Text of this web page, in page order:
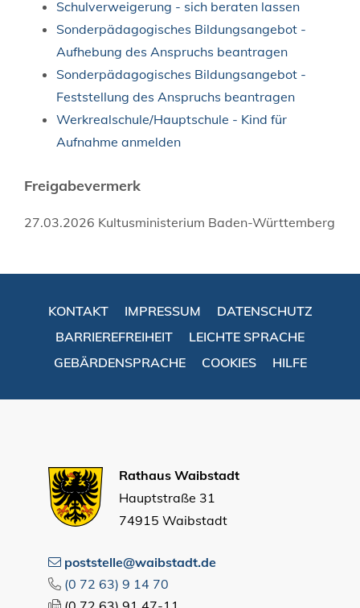
Schulverweigerung - sich beraten lassen
Sonderpädagogisches Bildungsangebot -
Aufhebung des Anspruchs beantragen
Sonderpädagogisches Bildungsangebot -
Feststellung des Anspruchs beantragen
Werkrealschule/Hauptschule - Kind für
Aufnahme anmelden
Freigabevermerk
27.03.2026 Kultusministerium Baden-Württemberg
KONTAKT IMPRESSUM
DATENSCHUTZ
BARRIEREFREIHEIT
LEICHTE SPRACHE
GEBÄRDENSPRACHE
COOKIES HILFE
Rathaus Waibstadt
Hauptstraße 31
74915 Waibstadt
poststelle@waibstadt.de
(0 72 63) 9 14 70